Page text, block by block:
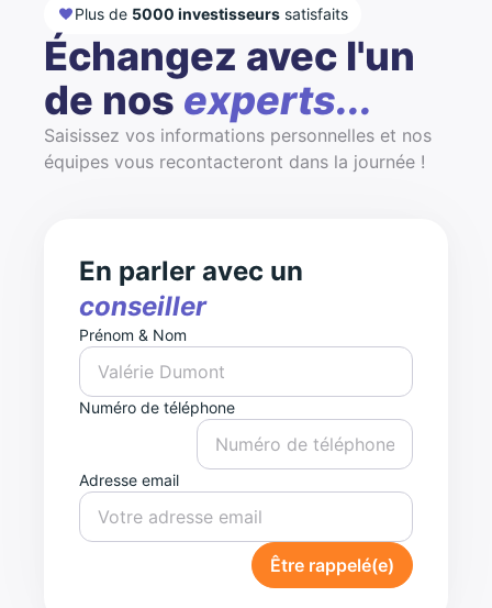
Plus de 5000 investisseurs satisfaits
Échangez avec l'un
de nos experts...
Saisissez vos informations personnelles et nos
équipes vous recontacteront dans la journée !
En parler avec un
conseiller
Prénom & Nom
Numéro de téléphone
Adresse email
Être rappelé(e)